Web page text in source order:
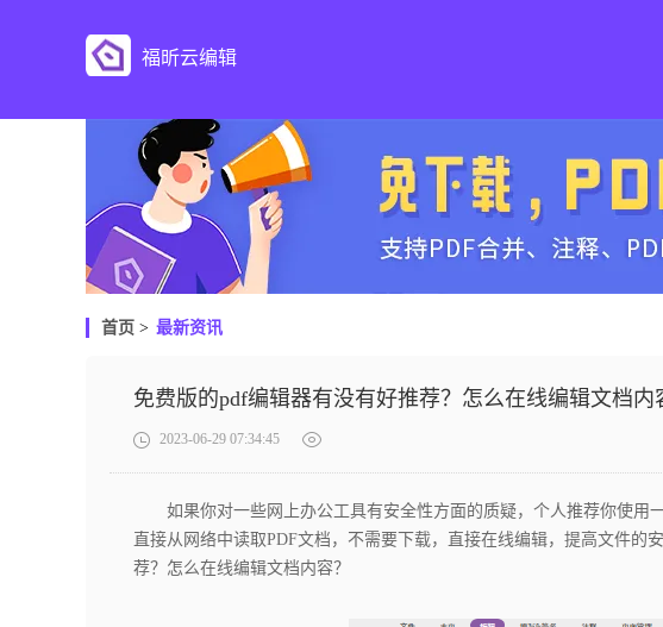
福昕云编辑
首页 > 最新资讯
免费版的pdf编辑器有没有好推荐？怎么在线编辑文档内
2023-06-29 07:34:45
如果你对一些网上办公工具有安全性方面的质疑，个人推荐你使用
直接从网络中读取PDF文档，不需要下载，直接在线编辑，提高文件的
荐？怎么在线编辑文档内容？